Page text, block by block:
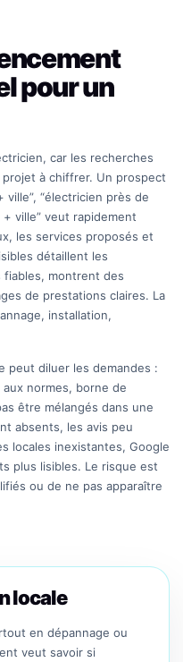
pour un
car les recherches
à chiffrer. Un prospect
“électricien près de
ville” veut rapidement
les services proposés et
détaillent les
montrent des
de prestations claires. La
installation,
peut diluer les demandes :
normes, borne de
être mélangés dans une
absents, les avis peu
locales inexistantes, Google
plus lisibles. Le risque est
ou de ne pas apparaître
locale
en dépannage ou
veut savoir si